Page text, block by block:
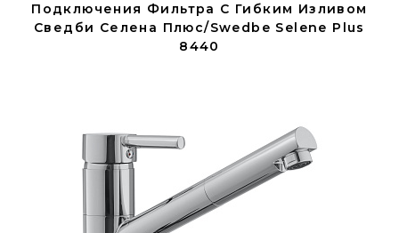
Подключения Фильтра С Гибким Изливом
Сведби Селена Плюс/Swedbe Selene Plus
8440